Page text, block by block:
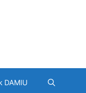
DAMIU